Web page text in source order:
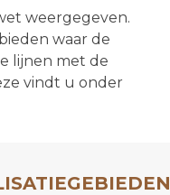
weergegeven.
waar de
lijnen met de
vindt u onder